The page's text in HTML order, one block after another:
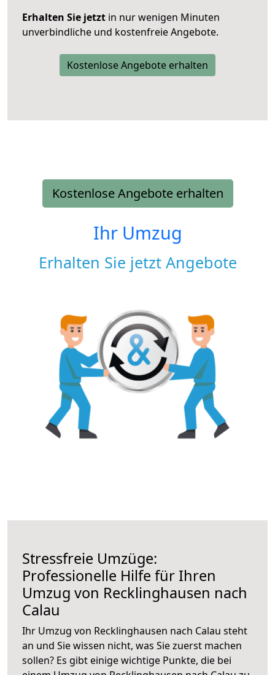
Erhalten Sie jetzt in nur wenigen Minuten
unverbindliche und kostenfreie Angebote.
Kostenlose Angebote erhalten
Kostenlose Angebote erhalten
Ihr Umzug
Erhalten Sie jetzt Angebote
Stressfreie Umzüge:
Professionelle Hilfe für Ihren
Umzug von Recklinghausen nach
Calau
Ihr Umzug von Recklinghausen nach Calau steht
an und Sie wissen nicht, was Sie zuerst machen
sollen? Es gibt einige wichtige Punkte, die bei